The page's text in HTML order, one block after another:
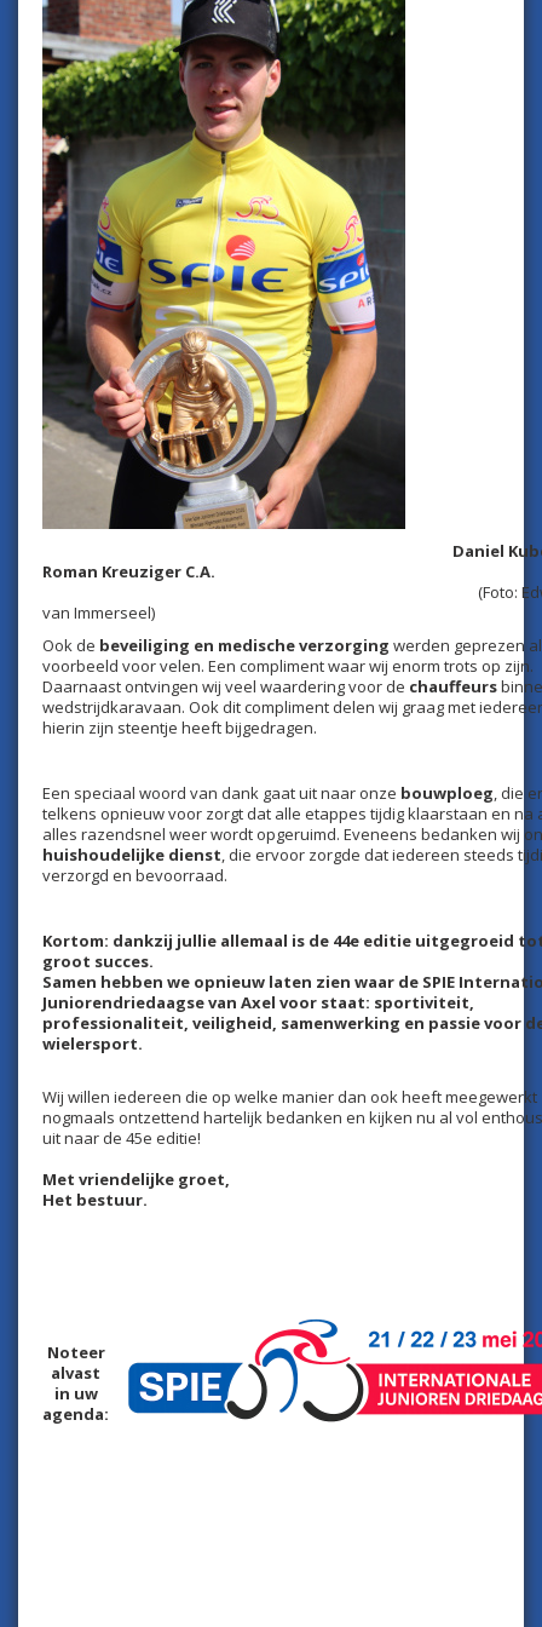
Daniel
Roman Kreuziger C.A.
(Foto:
van Immerseel)
Ook de beveiliging en medische verzorging werden geprezen
voorbeeld voor velen. Een compliment waar wij enorm trots op zijn.
Daarnaast ontvingen wij veel waardering voor de chauffeurs
wedstrijdkaravaan. Ook dit compliment delen wij graag met
hierin zijn steentje heeft bijgedragen.
Een speciaal woord van dank gaat uit naar onze bouwploeg, die er
telkens opnieuw voor zorgt dat alle etappes tijdig klaarstaan en na
alles razendsnel weer wordt opgeruimd. Eveneens bedanken wij
huishoudelijke dienst, die ervoor zorgde dat iedereen steeds
verzorgd en bevoorraad.
Kortom: dankzij jullie allemaal is de 44e editie uitgegroeid
groot succes.
Samen hebben we opnieuw laten zien waar de SPIE
Juniorendriedaagse van Axel voor staat: sportiviteit,
professionaliteit, veiligheid, samenwerking en passie voor
wielersport.
Wij willen iedereen die op welke manier dan ook heeft meegewerkt
nogmaals ontzettend hartelijk bedanken en kijken nu al vol
uit naar de 45e editie!
Met vriendelijke groet,
Het bestuur.
Noteer
alvast
in uw
agenda: